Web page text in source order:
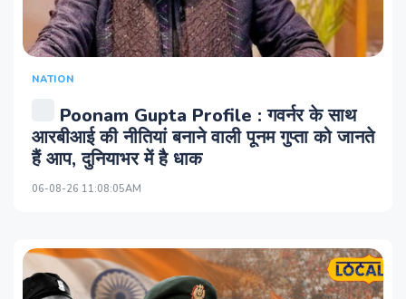
NATION
Poonam Gupta Profile : गवर्नर के साथ
आरबीआई की नीतियां बनाने वाली पूनम गुप्ता को जानते
हैं आप, दुनियाभर में है धाक
06-08-26 11:08:05AM